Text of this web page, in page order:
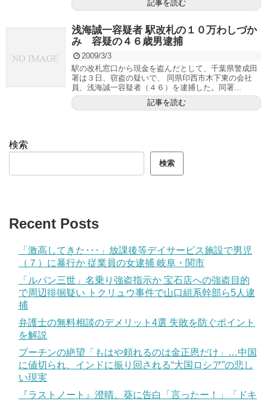
記事を読む
浅海誠一容疑者 駅改札の１０万わしづか
み 容疑の４６歳男逮捕
2009/3/3
駅の改札窓口から現金を盗んだとして、千葉県警成田
署は３日、窃盗の疑いで、 同県印西市木下東の会社
員、浅海誠一容疑者（４６）を逮捕した。同署...
記事を読む
検索
検索
Recent Posts
「激高してきた･･･」放課後等デイサービス施設で男児
（７）に暴行か 従業員の女逮捕 岐阜・関市
「ルパン三世」名乗り強盗指示か 宝石店への強盗目的
で周辺徘徊疑い トクリュウ事件で山口組系幹部ら5人逮
捕
弁護士の無料相談のデメリット4選 失敗を防ぐポイント
を解説
プーチンの絶望「もはや頼れるのは金正恩だけ」…中国
に値切られ、インドに振り回される“大国ロシア”の悲し
い現実
『ラストノート』澄晴、葵に告白「言ったー！」「ドキ